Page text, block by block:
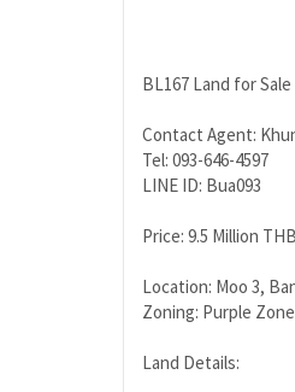
BL167 Land for
Contact Agent:
Tel: 093-646-4597
LINE ID: Bua093
Price: 9.5 Million
Location: Moo 3,
Zoning: Purple
Land Details: